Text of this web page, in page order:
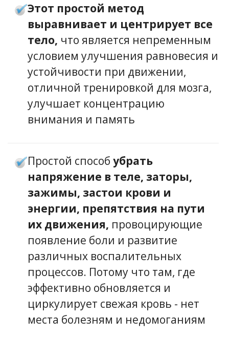
Этот простой метод
выравнивает и центрирует все
тело, что является непременным
условием улучшения равновесия и
устойчивости при движении,
отличной тренировкой для мозга,
улучшает концентрацию
внимания и память
Простой способ убрать
напряжение в теле, заторы,
зажимы, застои крови и
энергии, препятствия на пути
их движения, провоцирующие
появление боли и развитие
различных воспалительных
процессов. Потому что там, где
эффективно обновляется и
циркулирует свежая кровь - нет
места болезням и недомоганиям